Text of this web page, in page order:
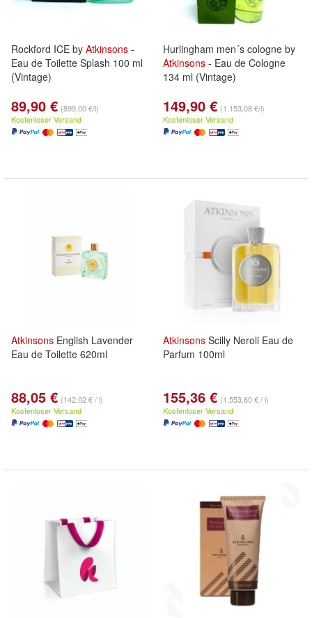
Rockford ICE by Atkinsons -
Eau de Toilette Splash 100 ml
(Vintage)
89,90 € (899,00 €/l)
Kostenloser Versand
Hurlingham men´s cologne by
Atkinsons - Eau de Cologne
134 ml (Vintage)
149,90 € (1.153,08 €/l)
Kostenloser Versand
Atkinsons English Lavender
Eau de Toilette 620ml
88,05 € (142,02 € / l)
Kostenloser Versand
Atkinsons Scilly Neroli Eau de
Parfum 100ml
155,36 € (1.553,60 € / l)
Kostenloser Versand